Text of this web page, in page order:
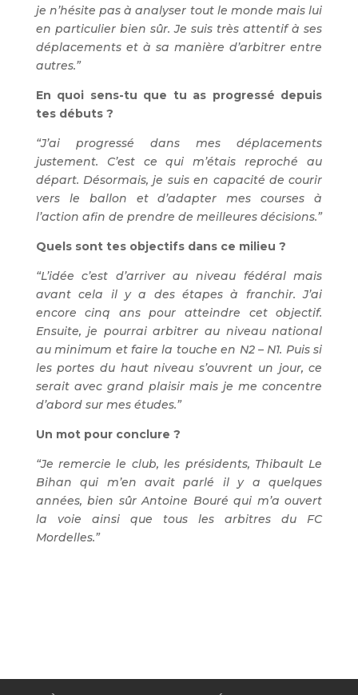
je n’hésite pas à analyser tout le monde mais lui
en particulier bien sûr. Je suis très attentif à ses
déplacements et à sa manière d’arbitrer entre
autres.”
En quoi sens-tu que tu as progressé depuis
tes débuts ?
“J’ai progressé dans mes déplacements
justement. C’est ce qui m’étais reproché au
départ. Désormais, je suis en capacité de courir
vers le ballon et d’adapter mes courses à
l’action afin de prendre de meilleures décisions.”
Quels sont tes objectifs dans ce milieu ?
“L’idée c’est d’arriver au niveau fédéral mais
avant cela il y a des étapes à franchir. J’ai
encore cinq ans pour atteindre cet objectif.
Ensuite, je pourrai arbitrer au niveau national
au minimum et faire la touche en N2 – N1. Puis si
les portes du haut niveau s’ouvrent un jour, ce
serait avec grand plaisir mais je me concentre
d’abord sur mes études.”
Un mot pour conclure ?
“Je remercie le club, les présidents, Thibault Le
Bihan qui m’en avait parlé il y a quelques
années, bien sûr Antoine Bouré qui m’a ouvert
la voie ainsi que tous les arbitres du FC
Mordelles.”